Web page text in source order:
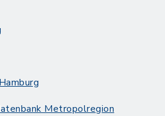
Metropolregion